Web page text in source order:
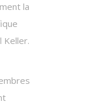
la
Keller.